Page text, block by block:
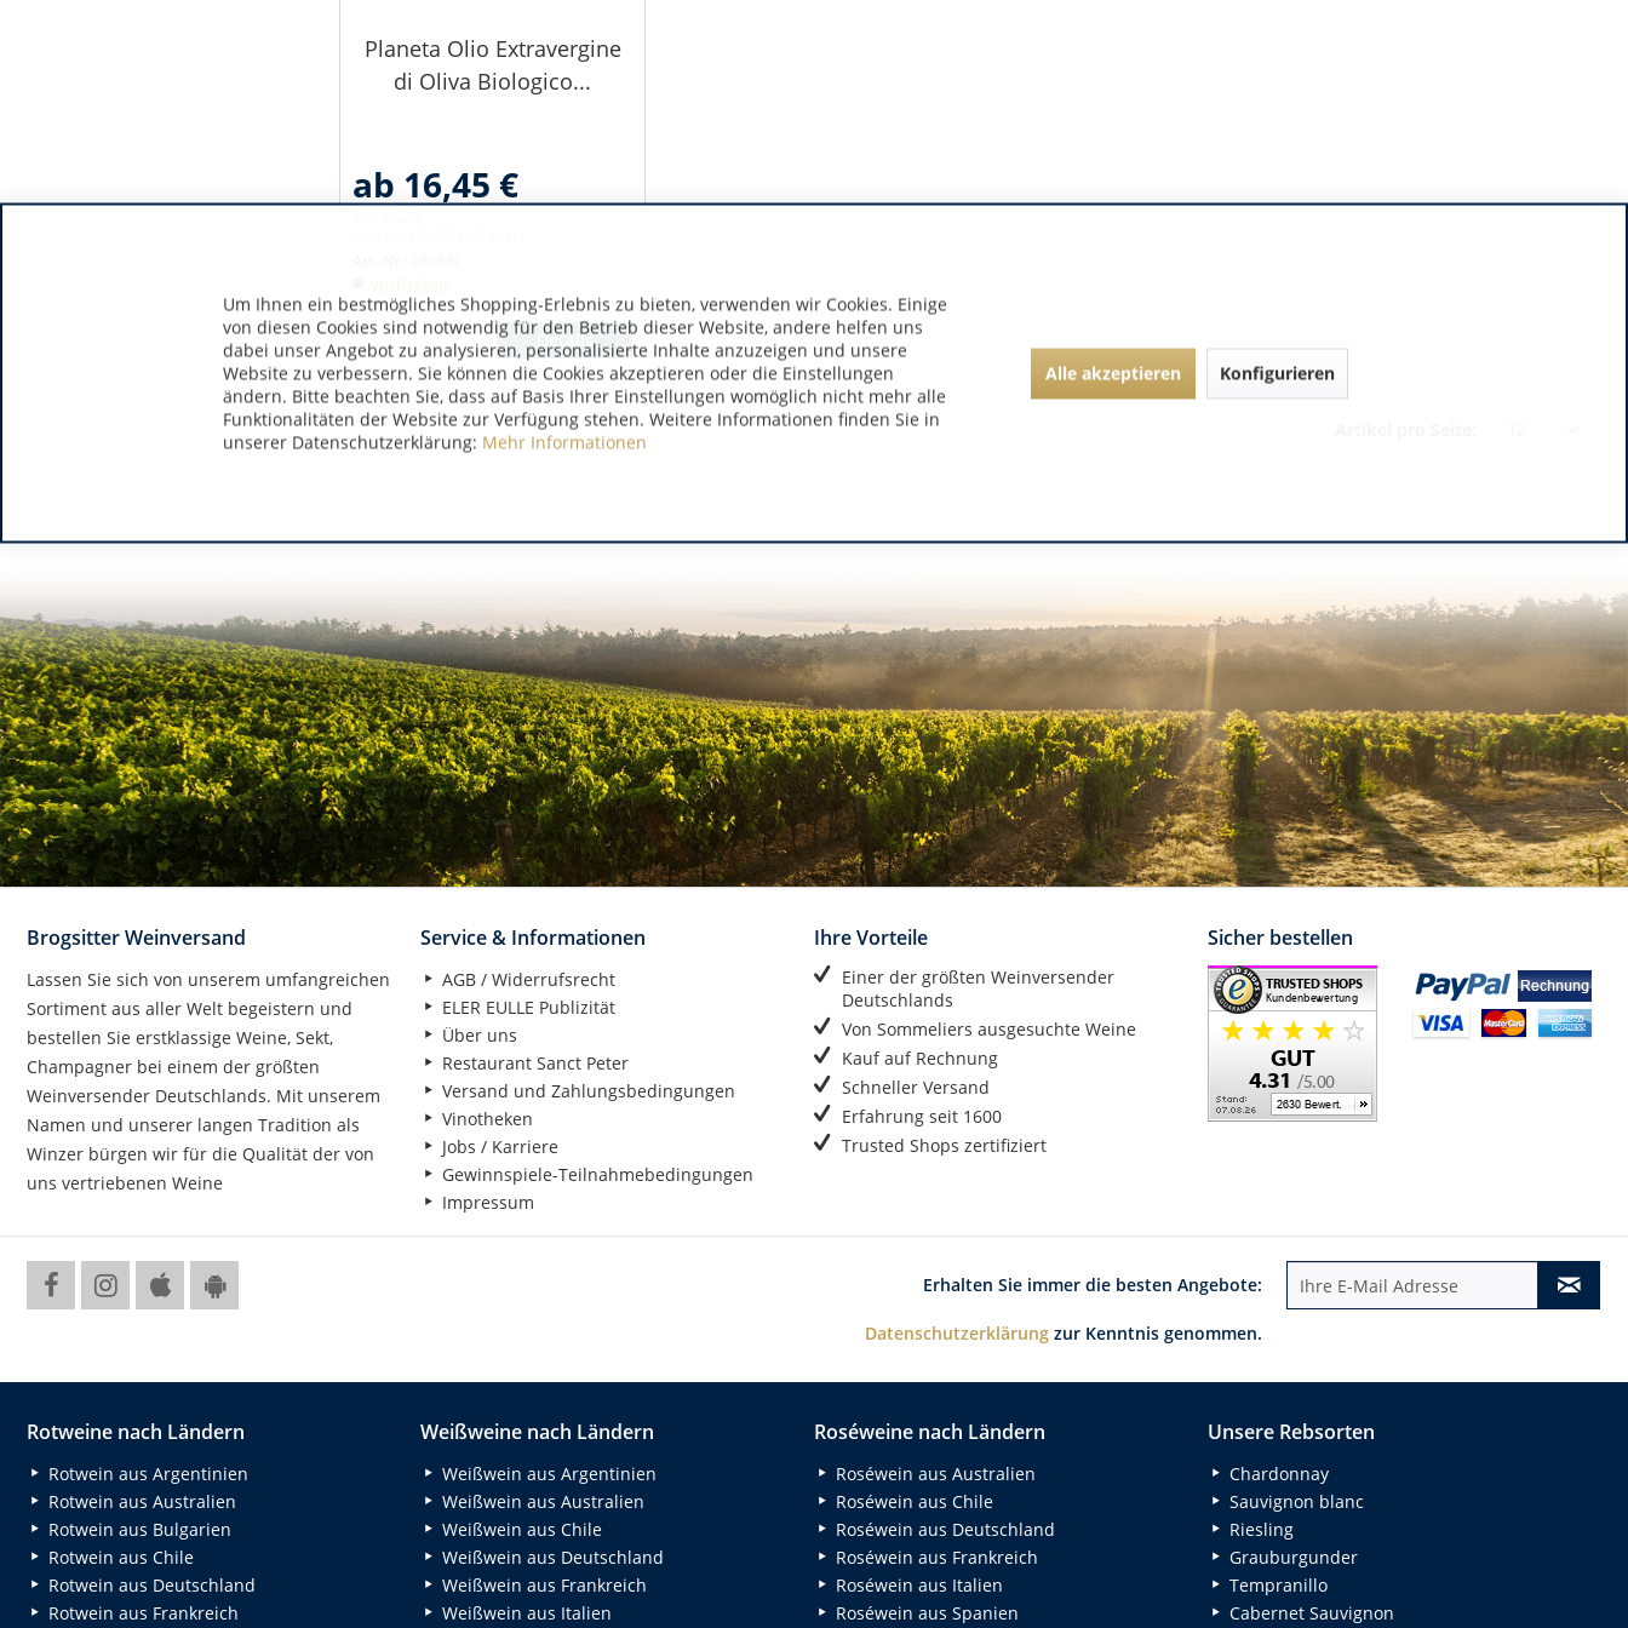
Planeta Olio Extravergine
di Oliva Biologico...
ab 16,45 €
Details
Brogsitter Weinversand
Lassen Sie sich von unserem umfangreichen
Sortiment aus aller Welt begeistern und
bestellen Sie erstklassige Weine, Sekt,
Champagner bei einem der größten
Weinversender Deutschlands. Mit unserem
Namen und unserer langen Tradition als
Winzer bürgen wir für die Qualität der von
uns vertriebenen Weine
Service & Informationen
AGB / Widerrufsrecht
ELER EULLE Publizität
Über uns
Restaurant Sanct Peter
Versand und Zahlungsbedingungen
Vinotheken
Jobs / Karriere
Gewinnspiele-Teilnahmebedingungen
Impressum
Ihre Vorteile
Einer der größten Weinversender
Deutschlands
Von Sommeliers ausgesuchte Weine
Kauf auf Rechnung
Schneller Versand
Erfahrung seit 1600
Trusted Shops zertifiziert
Sicher bestellen
Erhalten Sie immer die besten Angebote:
Datenschutzerklärung zur Kenntnis genommen.
Rotweine nach Ländern
Rotwein aus Argentinien
Rotwein aus Australien
Rotwein aus Bulgarien
Rotwein aus Chile
Rotwein aus Deutschland
Rotwein aus Frankreich
Weißweine nach Ländern
Weißwein aus Argentinien
Weißwein aus Australien
Weißwein aus Chile
Weißwein aus Deutschland
Weißwein aus Frankreich
Weißwein aus Italien
Roséweine nach Ländern
Roséwein aus Australien
Roséwein aus Chile
Roséwein aus Deutschland
Roséwein aus Frankreich
Roséwein aus Italien
Roséwein aus Spanien
Unsere Rebsorten
Chardonnay
Sauvignon blanc
Riesling
Grauburgunder
Tempranillo
Cabernet Sauvignon
Um Ihnen ein bestmögliches Shopping-Erlebnis zu bieten, verwenden wir Cookies. Einige
von diesen Cookies sind notwendig für den Betrieb dieser Website, andere helfen uns
dabei unser Angebot zu analysieren, personalisierte Inhalte anzuzeigen und unsere
Website zu verbessern. Sie können die Cookies akzeptieren oder die Einstellungen
ändern. Bitte beachten Sie, dass auf Basis Ihrer Einstellungen womöglich nicht mehr alle
Funktionalitäten der Website zur Verfügung stehen. Weitere Informationen finden Sie in
unserer Datenschutzerklärung: Mehr Informationen
Alle akzeptieren Konfigurieren